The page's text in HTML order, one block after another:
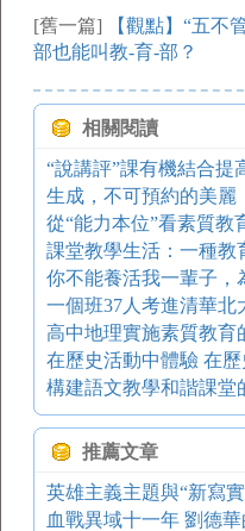
[舊一篇]
【觀點】“五不
部也能叫教-育-部？
相關閱讀
“說講評”課有機結合提
從“能力本位”看素質教
課堂教學生活：一種教
高中地理實施素質教育
構建語文教學和諧課堂
推薦文章
英雄主義主題與“新寫